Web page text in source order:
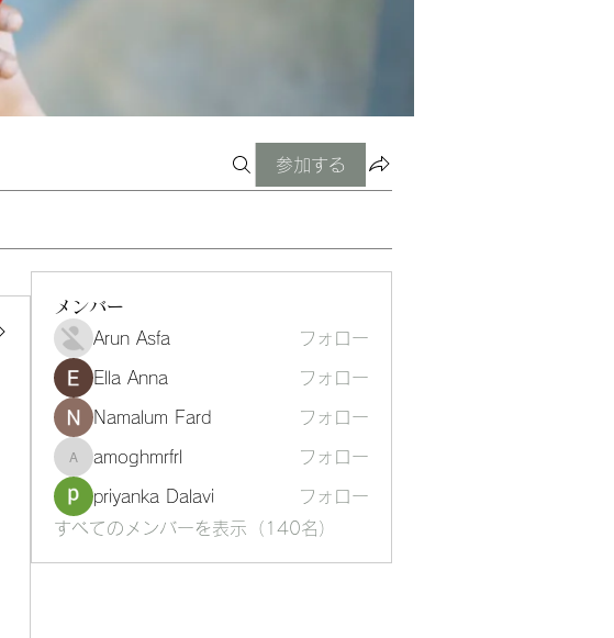
参加する
メンバー
Arun Asfa
フォロー
Ella Anna フォロー
Namalum Fard フォロー
amoghmrfrl
amoghmrfrl フォロー
priyanka Dalavi
フォロー
すべてのメンバーを表示（140名）